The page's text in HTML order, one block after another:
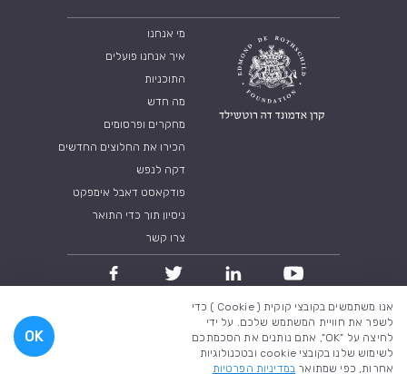
מי אנחנו
איך אנחנו פועלים
התוכניות
מה חדש
מחקרים ופרסומים
הכירו את החלוצים החדשים
דקה לנפש
פודקאסט דאבל אימפקט
ניסיון תוך כדי התואר
צרו קשר
מדיניות פרטיות
כל הזכויות שמורות לקרן אדמונד דה רוטשילד 2018
A brilliant company
אנו משתמשים בקובצי קוקית ( Cookie ) כדי
לשפר את חוויית המשתמש שלכם. על ידי
לחיצה על "OK", אתם נותנים את הסכמתכם
לשימוש שלנו בקובצי cookie ובטכנולוגיות
אחרות, כפי שמתואר במדיניות הפרטיות
OK